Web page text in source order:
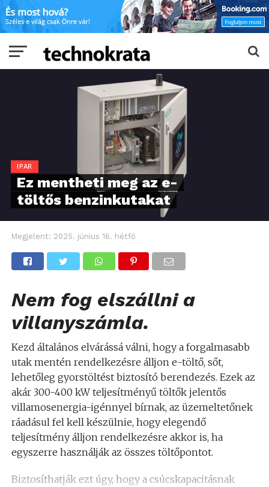
IPAR
Ez mentheti meg az e-
töltős benzinkutakat
Megjelent: 2025. június 16. hétfő
Nem fog elszállni a
villanyszámla.
Kezd általános elvárássá válni, hogy a forgalmasabb
utak mentén rendelkezésre álljon e-töltő, sőt,
lehetőleg gyorstöltést biztosító berendezés. Ezek az
akár 300-400 kW teljesítményű töltők jelentős
villamosenergia-igénnyel bírnak, az üzemeltetőnek
ráadásul fel kell készülnie, hogy elegendő
teljesítmény álljon rendelkezésre akkor is, ha
egyszerre használják az összes töltőpontot.
Biztosíthatják ezt úgy, hogy a csúcskapacitásnak